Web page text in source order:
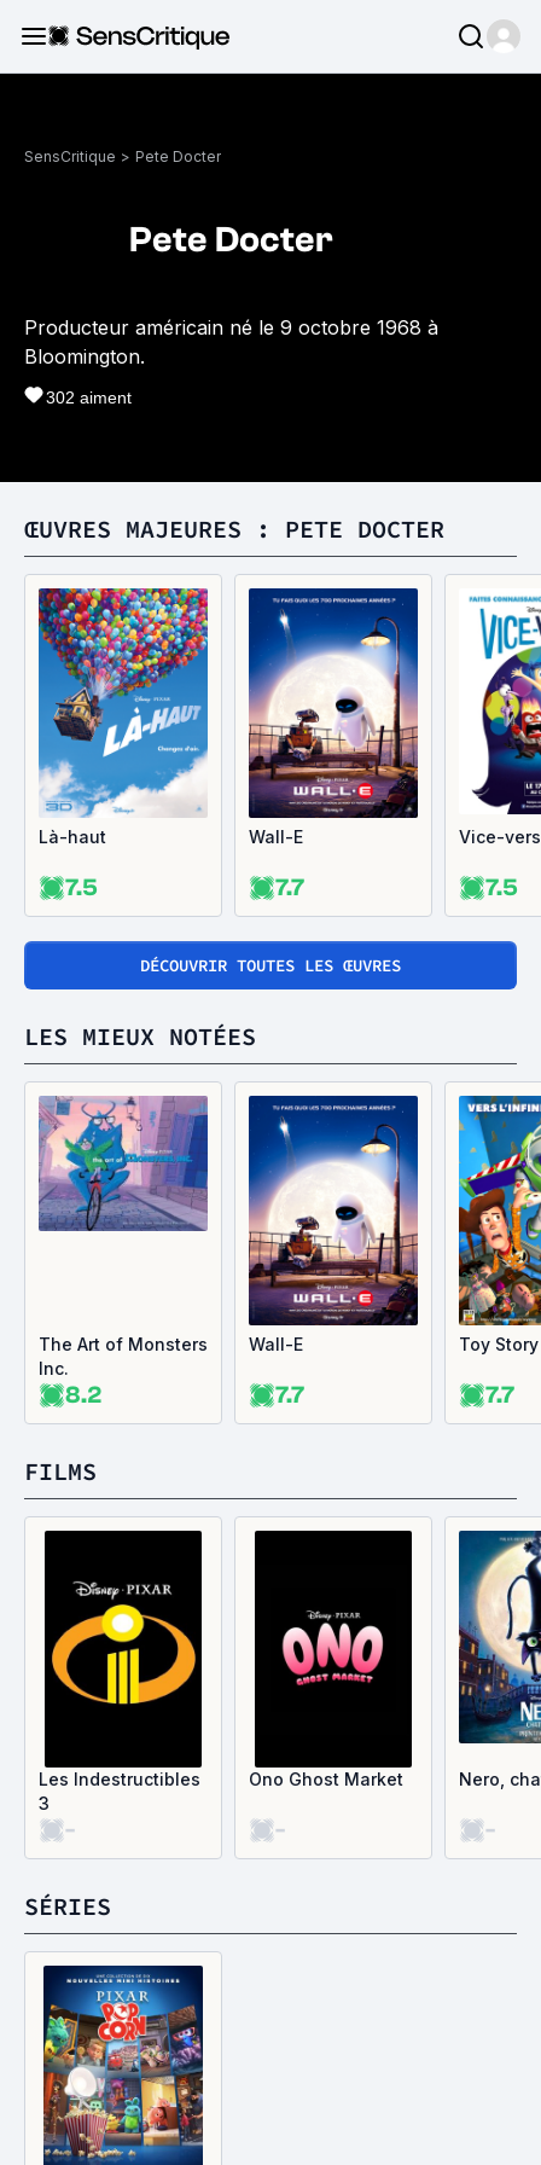
SensCritique > Pete Docter
Pete Docter
Producteur américain né le 9 octobre 1968 à
Bloomington.
302 aiment
ŒUVRES MAJEURES : PETE DOCTER
Là-haut
7.5
Wall-E
7.7
Vice-
7.5
DÉCOUVRIR TOUTES LES ŒUVRES
LES MIEUX NOTÉES
The Art of Monsters
Inc.
8.2
Wall-E
7.7
Toy Story
7.7
FILMS
Les Indestructibles
3
-
Ono Ghost Market
-
Nero,
-
SÉRIES